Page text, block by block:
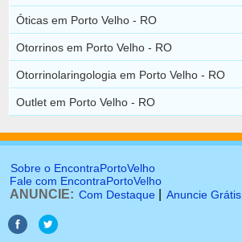
Óticas em Porto Velho - RO
Otorrinos em Porto Velho - RO
Otorrinolaringologia em Porto Velho - RO
Outlet em Porto Velho - RO
Sobre o EncontraPortoVelho
Fale com EncontraPortoVelho
ANUNCIE: Com Destaque Anuncie Grátis